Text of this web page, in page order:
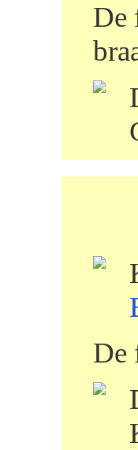
De
De